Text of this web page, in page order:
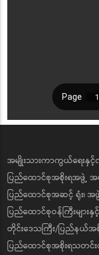
အမျိုးသားကာကွယ်ရေးနှင့်
ပြည်ထောင်စုအစိုးရအဖွဲ့ အ
ပြည်ထောင်စုအဆင့် ရုံး၊ အ
ပြည်ထောင်စုဝန်ကြီးများနှ
တိုင်းဒေသကြီး/ပြည်နယ်အ
ပြည်ထောင်စုအစိုးရသတင်